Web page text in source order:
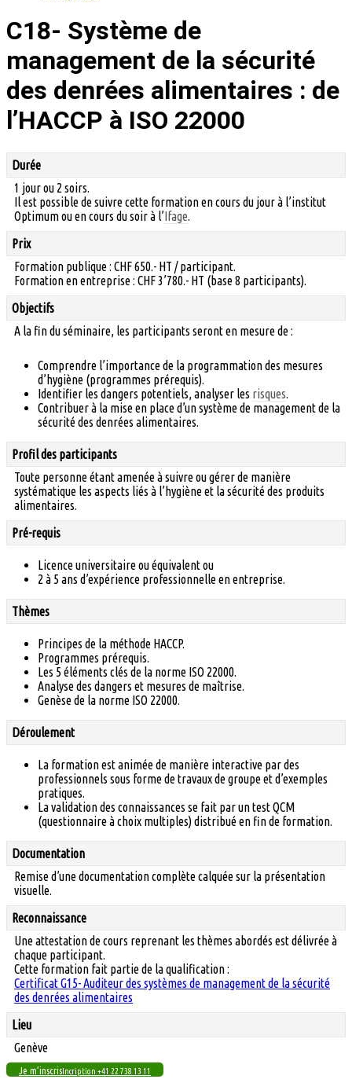
C18- Système de
management de la sécurité
des denrées alimentaires : de
l’HACCP à ISO 22000
Durée
1 jour ou 2 soirs.
Il est possible de suivre cette formation en cours du jour à l’institut
Optimum ou en cours du soir à l’Ifage.
Prix
Formation publique : CHF 650.- HT / participant.
Formation en entreprise : CHF 3’780.- HT (base 8 participants).
Objectifs
A la fin du séminaire, les participants seront en mesure de :
Comprendre l’importance de la programmation des mesures
d’hygiène (programmes prérequis).
Identifier les dangers potentiels, analyser les risques.
Contribuer à la mise en place d’un système de management de la
sécurité des denrées alimentaires.
Profil des participants
Toute personne étant amenée à suivre ou gérer de manière
systématique les aspects liés à l’hygiène et la sécurité des produits
alimentaires.
Pré-requis
Licence universitaire ou équivalent ou
2 à 5 ans d’expérience professionnelle en entreprise.
Thèmes
Principes de la méthode HACCP.
Programmes prérequis.
Les 5 éléments clés de la norme ISO 22000.
Analyse des dangers et mesures de maîtrise.
Genèse de la norme ISO 22000.
Déroulement
La formation est animée de manière interactive par des
professionnels sous forme de travaux de groupe et d’exemples
pratiques.
La validation des connaissances se fait par un test QCM
(questionnaire à choix multiples) distribué en fin de formation.
Documentation
Remise d’une documentation complète calquée sur la présentation
visuelle.
Reconnaissance
Une attestation de cours reprenant les thèmes abordés est délivrée à
chaque participant.
Cette formation fait partie de la qualification :
Certificat G15- Auditeur des systèmes de management de la sécurité
des denrées alimentaires
Lieu
Genève
Je m’inscrisIncription +41 22 738 13 11